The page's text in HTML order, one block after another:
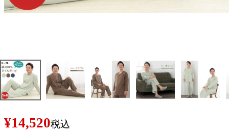
¥14,520税込